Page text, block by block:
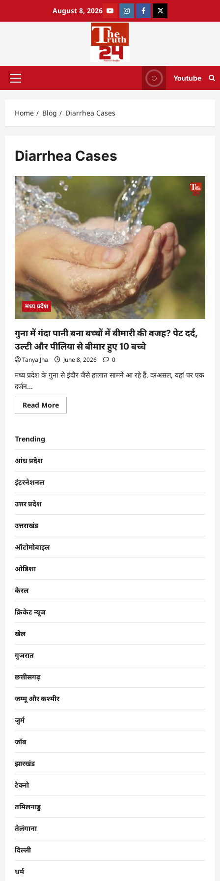
August 8, 2026
Youtube
Home Blog Diarrhea Cases
Diarrhea Cases
मध्य प्रदेश
गुना में गंदा पानी बना बच्चों में बीमारी की वजह? पेट दर्द,
उल्टी और पीलिया से बीमार हुए 10 बच्चे
Tanya Jha June 8, 2026 0
मध्य प्रदेश के गुना से इंदौर जैसे हालात सामने आ रहे हैं. दरअसल, यहां पर एक
दर्जन...
Read More
Trending
आंध्र प्रदेश
इंटरनेशनल
उत्तर प्रदेश
उत्तराखंड
ऑटोमोबाइल
ओडिशा
केरल
क्रिकेट न्यूज
खेल
गुजरात
छत्तीसगढ़
जम्मू और कश्मीर
जुर्म
जॉब
झारखंड
टेक्नो
तमिलनाडु
तेलंगाना
दिल्ली
धर्म